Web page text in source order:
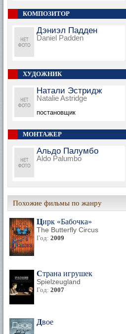
КОМПОЗИТОР
Дэниэл Падден
Daniel Padden
ХУДОЖНИК
Натали Эстридж
Natalie Astridge
постановщик
МОНТАЖЕР
Альдо Палумбо
Aldo Palumbo
Похожие фильмы по жанру
Цирк «Бабочка»
The Butterfly Circus
Год: 2009
Страна игрушек
Spielzeugland
Год: 2007
Двое